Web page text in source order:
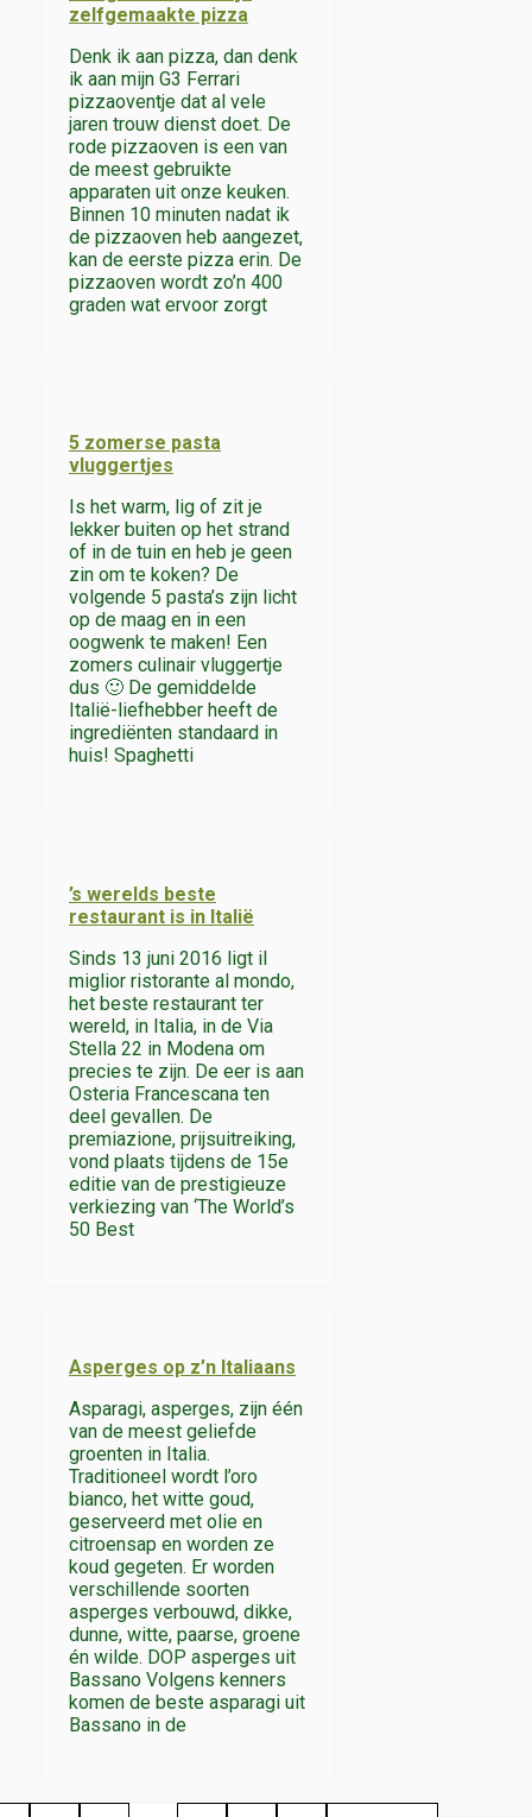
zelfgemaakte pizza
Denk ik aan pizza, dan denk
ik aan mijn G3 Ferrari
pizzaoventje dat al vele
jaren trouw dienst doet. De
rode pizzaoven is een van
de meest gebruikte
apparaten uit onze keuken.
Binnen 10 minuten nadat ik
de pizzaoven heb aangezet,
kan de eerste pizza erin. De
pizzaoven wordt zo’n 400
graden wat ervoor zorgt
5 zomerse pasta
vluggertjes
Is het warm, lig of zit je
lekker buiten op het strand
of in de tuin en heb je geen
zin om te koken? De
volgende 5 pasta’s zijn licht
op de maag en in een
oogwenk te maken! Een
zomers culinair vluggertje
dus 🙂 De gemiddelde
Italië-liefhebber heeft de
ingrediënten standaard in
huis! Spaghetti
’s werelds beste
restaurant is in Italië
Sinds 13 juni 2016 ligt il
miglior ristorante al mondo,
het beste restaurant ter
wereld, in Italia, in de Via
Stella 22 in Modena om
precies te zijn. De eer is aan
Osteria Francescana ten
deel gevallen. De
premiazione, prijsuitreiking,
vond plaats tijdens de 15e
editie van de prestigieuze
verkiezing van ‘The World’s
50 Best
Asperges op z’n Italiaans
Asparagi, asperges, zijn één
van de meest geliefde
groenten in Italia.
Traditioneel wordt l’oro
bianco, het witte goud,
geserveerd met olie en
citroensap en worden ze
koud gegeten. Er worden
verschillende soorten
asperges verbouwd, dikke,
dunne, witte, paarse, groene
én wilde. DOP asperges uit
Bassano Volgens kenners
komen de beste asparagi uit
Bassano in de